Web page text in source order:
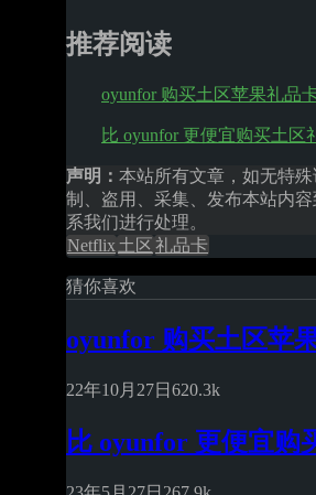
推荐阅读
oyunfor 购买土区苹果礼品
比 oyunfor 更便宜购买土区
声明： 本站所有文章，如无特
制、盗用、采集、发布本站内
系我们进行处理。
Netflix 土区礼品卡
猜你喜欢
oyunfor 购买土区苹
22年10月27日 620.3k
比 oyunfor 更便宜购